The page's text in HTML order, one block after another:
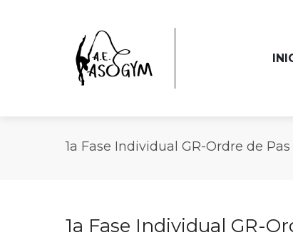
1a Fase Individual GR-Ordre de
1a Fase Individual GR-